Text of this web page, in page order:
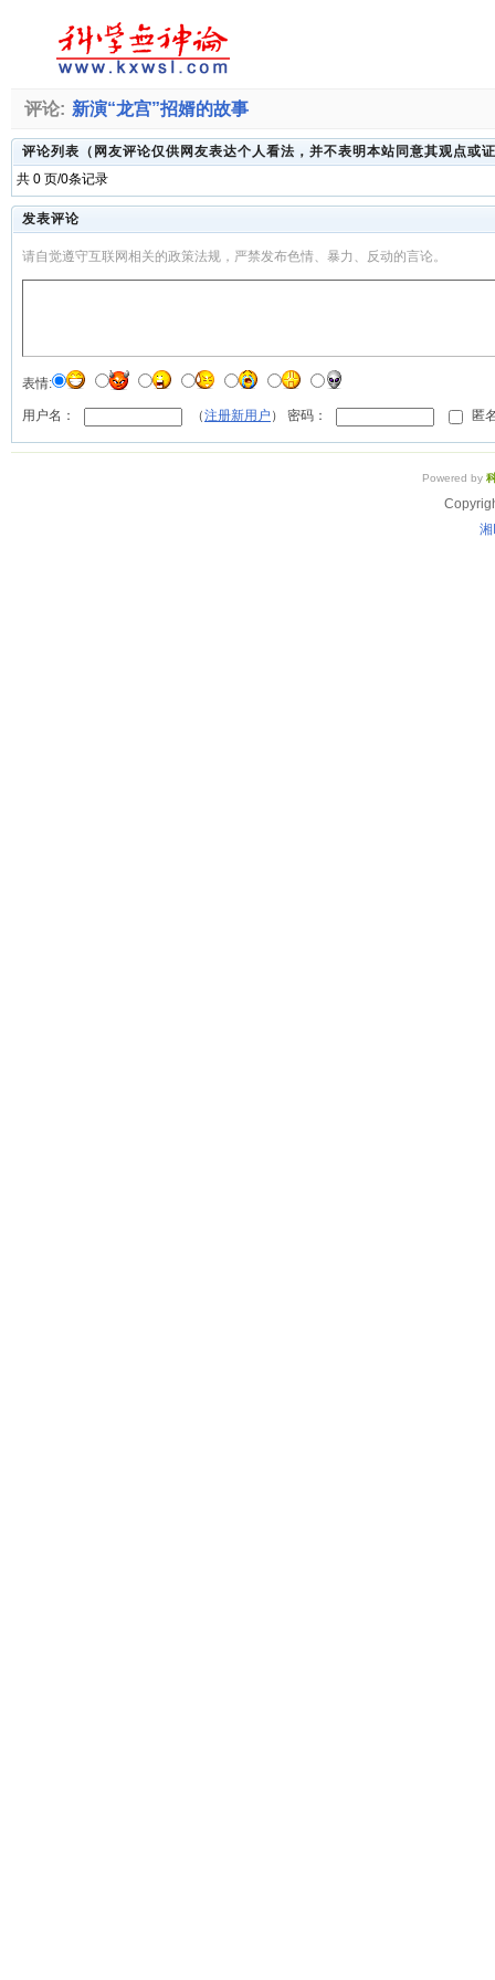
评论: 新演“龙宫”招婿的故事
评论列表（网友评论仅供网友表达个人看法，并不表明本站同意其观点或
共 0 页/0条记录
发表评论
请自觉遵守互联网相关的政策法规，严禁发布色情、暴力、反动的言论。
表情:
用户名： （注册新用户 ） 密码： 匿
Powered by